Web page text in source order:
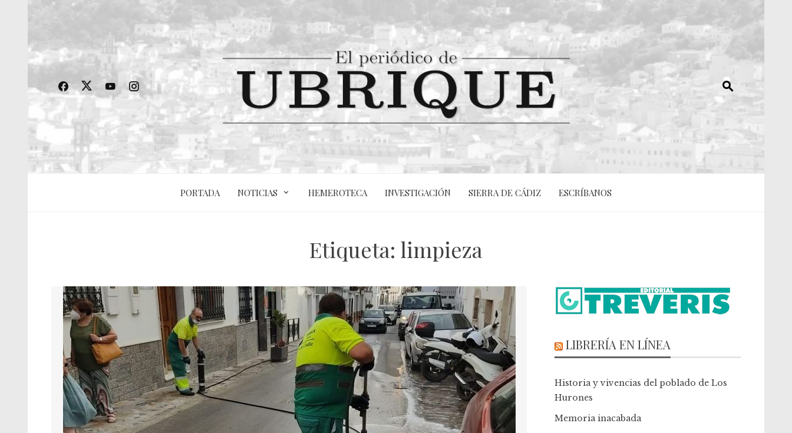
PORTADA NOTICIAS HEMEROTECA INVESTIGACIÓN SIERRA DE CÁDIZ ESCRÍBANOS
Etiqueta: limpieza
LIBRERÍA EN LÍNEA
Historia y vivencias del poblado de Los
Hurones
Memoria inacabada